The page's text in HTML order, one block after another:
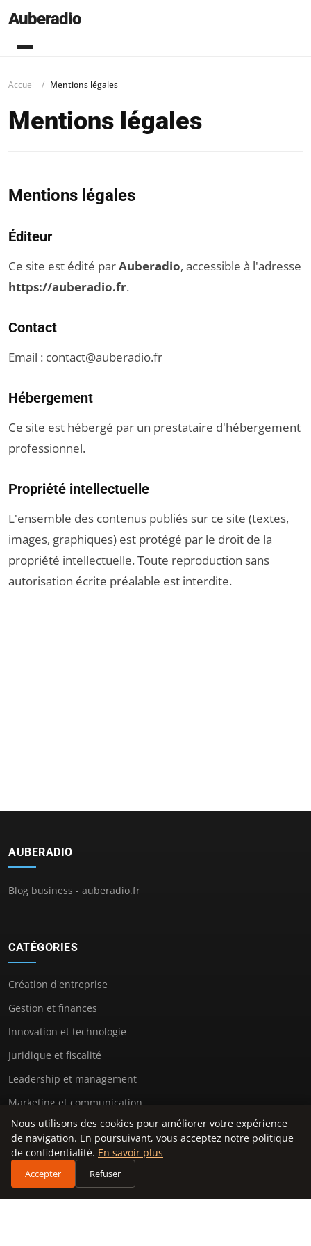
Auberadio
Accueil Mentions légales
Mentions légales
Mentions légales
Éditeur
Ce site est édité parAuberadio, accessible à l'adresse
https://auberadio.fr.
Contact
Email : contact@auberadio.fr
Hébergement
Ce site est hébergé par un prestataire d'hébergement
professionnel.
Propriété intellectuelle
L'ensemble des contenus publiés sur ce site (textes,
images, graphiques) est protégé par le droit de la
propriété intellectuelle. Toute reproduction sans
autorisation écrite préalable est interdite.
AUBERADIO
Blog business - auberadio.fr
CATÉGORIES
Création d'entreprise
Gestion et finances
Innovation et technologie
Juridique et fiscalité
Leadership et management
Marketing et communication
Stratégie et développement
Vie d'entrepreneur
LIENS UTILES
Nous utilisons des cookies pour améliorer votre expérience
de navigation. En poursuivant, vous acceptez notre politique
de confidentialité. En savoir plus
Accepter Refuser